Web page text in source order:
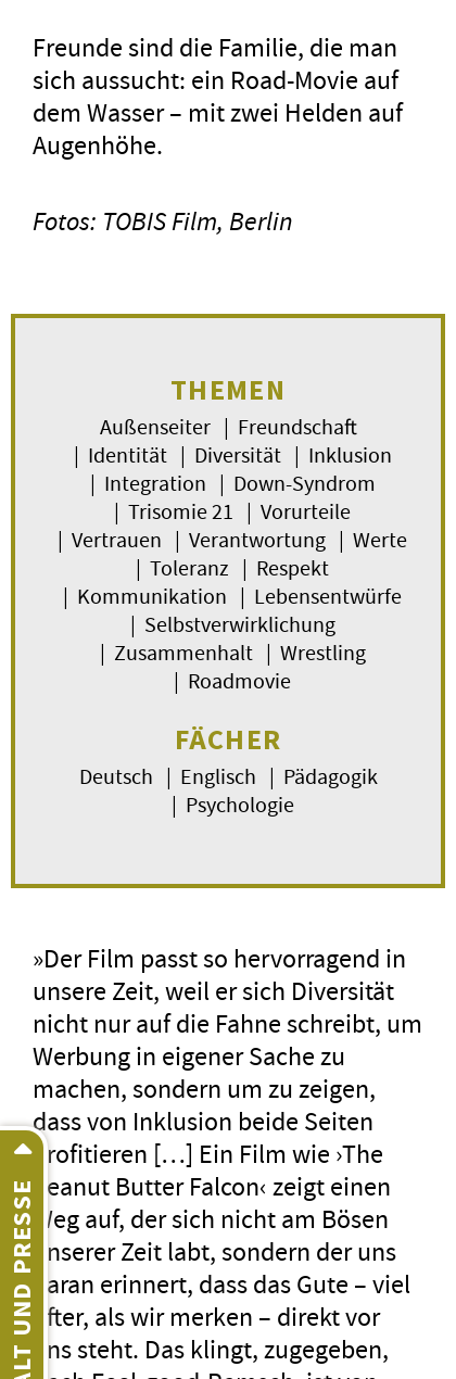
INHALT UND PRESSE
Freunde sind die Familie, die man
sich aussucht: ein Road-Movie auf
dem Wasser – mit zwei Helden auf
Augenhöhe.
Fotos: TOBIS Film, Berlin
THEMEN
Außenseiter | Freundschaft
| Identität | Diversität | Inklusion
| Integration | Down-Syndrom
| Trisomie 21 | Vorurteile
| Vertrauen | Verantwortung | Werte
| Toleranz | Respekt
| Kommunikation | Lebensentwürfe
| Selbstverwirklichung
| Zusammenhalt | Wrestling
| Roadmovie
FÄCHER
Deutsch | Englisch | Pädagogik
| Psychologie
»Der Film passt so hervorragend in
unsere Zeit, weil er sich Diversität
nicht nur auf die Fahne schreibt, um
Werbung in ei­gener Sache zu
machen, sondern um zu zeigen,
dass von Inklusion beide Seiten
profitieren […] Ein Film wie ›The
Peanut Butter Falcon‹ zeigt einen
Weg auf, der sich nicht am Bösen
unserer Zeit labt, sondern der uns
daran erinnert, dass das Gute – viel
öfter, als wir merken – direkt vor
uns steht. Das klingt, zugegeben,